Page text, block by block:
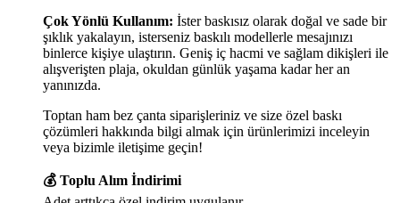
Çok Yönlü Kullanım: İster baskısız olarak doğal ve sade bir
şıklık yakalayın, isterseniz baskılı modellerle mesajınızı
binlerce kişiye ulaştırın. Geniş iç hacmi ve sağlam dikişleri ile
alışverişten plaja, okuldan günlük yaşama kadar her an
yanınızda.
Toptan ham bez çanta siparişleriniz ve size özel baskı
çözümleri hakkında bilgi almak için ürünlerimizi inceleyin
veya bizimle iletişime geçin!
💰 Toplu Alım İndirimi